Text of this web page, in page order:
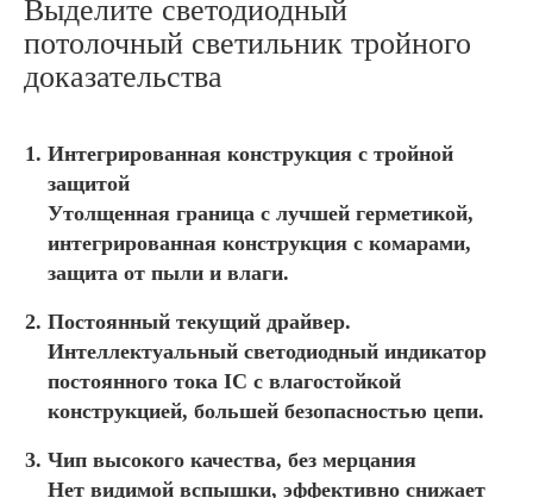
Выделите светодиодный
потолочный светильник тройного
доказательства
Интегрированная конструкция с тройной
защитой
Утолщенная граница с лучшей герметикой,
интегрированная конструкция с комарами,
защита от пыли и влаги.
Постоянный текущий драйвер.
Интеллектуальный светодиодный индикатор
постоянного тока IC с влагостойкой
конструкцией, большей безопасностью цепи.
Чип высокого качества, без мерцания
Нет видимой вспышки, эффективно снижает